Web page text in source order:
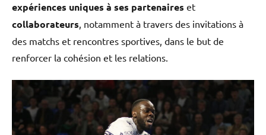
expériences uniques à ses partenaires et
collaborateurs, notamment à travers des invitations à
des matchs et rencontres sportives, dans le but de
renforcer la cohésion et les relations.